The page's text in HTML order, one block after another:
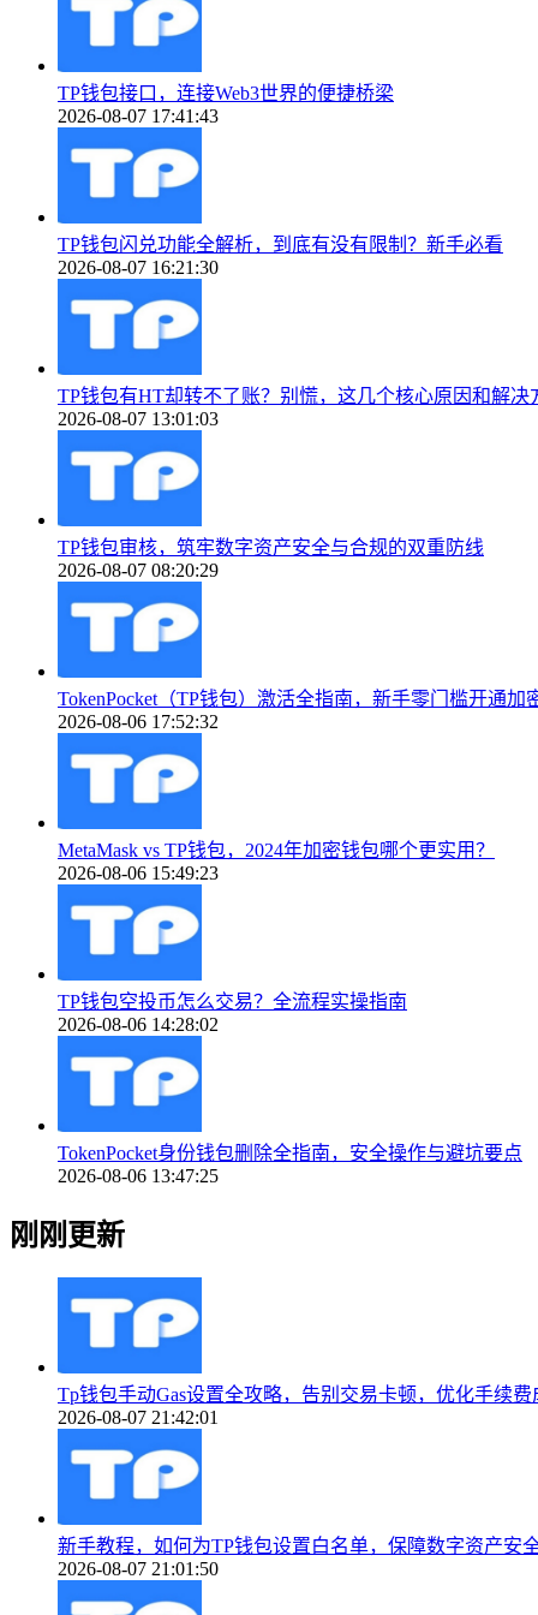
TP钱包接口，连接Web3世界的便捷桥梁
2026-08-07 17:41:43
TP钱包闪兑功能全解析，到底有没有限制？新手必看
2026-08-07 16:21:30
TP钱包有HT却转不了账？别慌，这几个核心原因和解决
2026-08-07 13:01:03
TP钱包审核，筑牢数字资产安全与合规的双重防线
2026-08-07 08:20:29
TokenPocket（TP钱包）激活全指南，新手零门槛开通加
2026-08-06 17:52:32
MetaMask vs TP钱包，2024年加密钱包哪个更实用？
2026-08-06 15:49:23
TP钱包空投币怎么交易？全流程实操指南
2026-08-06 14:28:02
TokenPocket身份钱包删除全指南，安全操作与避坑要点
2026-08-06 13:47:25
刚刚更新
Tp钱包手动Gas设置全攻略，告别交易卡顿，优化手续费
2026-08-07 21:42:01
新手教程，如何为TP钱包设置白名单，保障数字资产安
2026-08-07 21:01:50